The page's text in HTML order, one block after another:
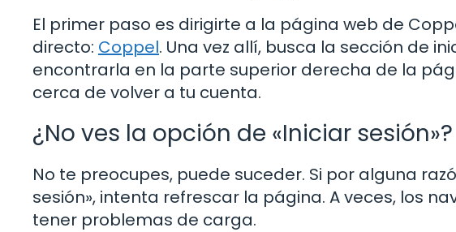
El primer paso es dirigirte a la página web de
directo: Coppel. Una vez allí, busca la sección de
encontrarla en la parte superior derecha de la
cerca de volver a tu cuenta.
¿No ves la opción de «Iniciar sesión»?
No te preocupes, puede suceder. Si por alguna
sesión», intenta refrescar la página. A veces, los
tener problemas de carga.